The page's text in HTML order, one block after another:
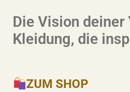
Die Vision deiner
Kleidung, die
ZUM SHOP